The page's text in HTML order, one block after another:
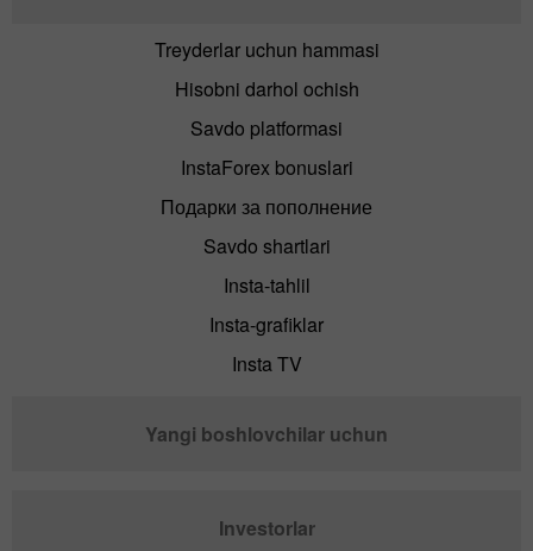
Treyderlar uchun hammasi
Hisobni darhol ochish
Savdo platformasi
InstaForex bonuslari
Подарки за пополнение
Savdo shartlari
Insta-tahlil
Insta-grafiklar
Insta TV
Yangi boshlovchilar uchun
Investorlar